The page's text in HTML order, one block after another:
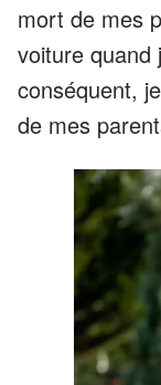
mort de mes
voiture quand
conséquent,
de mes